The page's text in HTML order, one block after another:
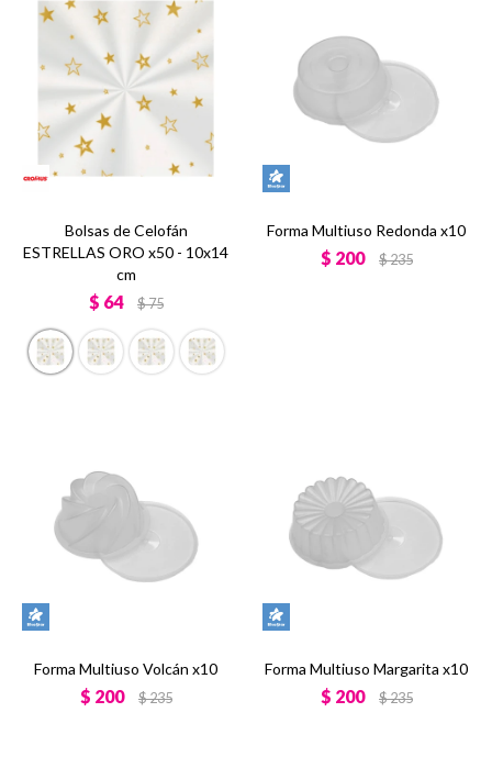
Bolsas de Celofán
ESTRELLAS ORO x50 - 10x14
cm
$ 64 $75
Forma Multiuso Redonda x10
$ 200 $235
Forma Multiuso Volcán x10
$ 200 $235
Forma Multiuso Margarita x10
$ 200 $235